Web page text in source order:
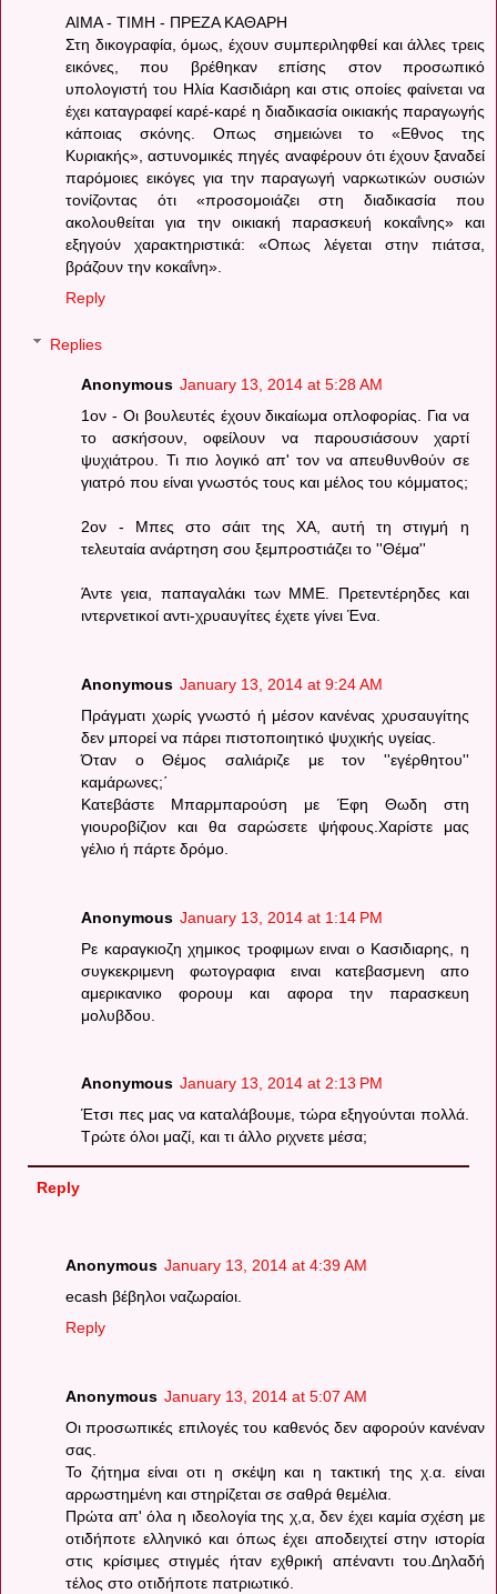
ΑΙΜΑ - ΤΙΜΗ - ΠΡΕΖΑ ΚΑΘΑΡΗ
Στη δικογραφία, όμως, έχουν συμπεριληφθεί και άλλες τρεις
εικόνες, που βρέθηκαν επίσης στον προσωπικό
υπολογιστή του Ηλία Κασιδιάρη και στις οποίες φαίνεται να
έχει καταγραφεί καρέ-καρέ η διαδικασία οικιακής παραγωγής
κάποιας σκόνης. Οπως σημειώνει το «Εθνος της
Κυριακής», αστυνομικές πηγές αναφέρουν ότι έχουν ξαναδεί
παρόμοιες εικόγες για την παραγωγή ναρκωτικών ουσιών
τονίζοντας ότι «προσομοιάζει στη διαδικασία που
ακολουθείται για την οικιακή παρασκευή κοκαΐνης» και
εξηγούν χαρακτηριστικά: «Οπως λέγεται στην πιάτσα,
βράζουν την κοκαΐνη».
Reply
Replies
Anonymous January 13, 2014 at 5:28 AM
1ον - Οι βουλευτές έχουν δικαίωμα οπλοφορίας. Για να
το ασκήσουν, οφείλουν να παρουσιάσουν χαρτί
ψυχιάτρου. Τι πιο λογικό απ' τον να απευθυνθούν σε
γιατρό που είναι γνωστός τους και μέλος του κόμματος;
2ον - Μπες στο σάιτ της ΧΑ, αυτή τη στιγμή η
τελευταία ανάρτηση σου ξεμπροστιάζει το ''Θέμα''
Άντε γεια, παπαγαλάκι των ΜΜΕ. Πρετεντέρηδες και
ιντερνετικοί αντι-χρυαυγίτες έχετε γίνει Ένα.
Anonymous January 13, 2014 at 9:24 AM
Πράγματι χωρίς γνωστό ή μέσον κανένας χρυσαυγίτης
δεν μπορεί να πάρει πιστοποιητικό ψυχικής υγείας.
Όταν ο Θέμος σαλιάριζε με τον ''εγέρθητου''
καμάρωνες;΄
Κατεβάστε Μπαρμπαρούση με Έφη Θωδη στη
γιουροβίζιον και θα σαρώσετε ψήφους.Χαρίστε μας
γέλιο ή πάρτε δρόμο.
Anonymous January 13, 2014 at 1:14 PM
Ρε καραγκιοζη χημικος τροφιμων ειναι ο Κασιδιαρης, η
συγκεκριμενη φωτογραφια ειναι κατεβασμενη απο
αμερικανικο φορουμ και αφορα την παρασκευη
μολυβδου.
Anonymous January 13, 2014 at 2:13 PM
Έτσι πες μας να καταλάβουμε, τώρα εξηγούνται πολλά.
Τρώτε όλοι μαζί, και τι άλλο ριχνετε μέσα;
Reply
Anonymous January 13, 2014 at 4:39 AM
ecash βέβηλοι ναζωραίοι.
Reply
Anonymous January 13, 2014 at 5:07 AM
Οι προσωπικές επιλογές του καθενός δεν αφορούν κανέναν
σας.
Το ζήτημα είναι οτι η σκέψη και η τακτική της χ.α. είναι
αρρωστημένη και στηρίζεται σε σαθρά θεμέλια.
Πρώτα απ' όλα η ιδεολογία της χ,α, δεν έχει καμία σχέση με
οτιδήποτε ελληνικό και όπως έχει αποδειχτεί στην ιστορία
στις κρίσιμες στιγμές ήταν εχθρική απέναντι του.Δηλαδή
τέλος στο οτιδήποτε πατριωτικό.